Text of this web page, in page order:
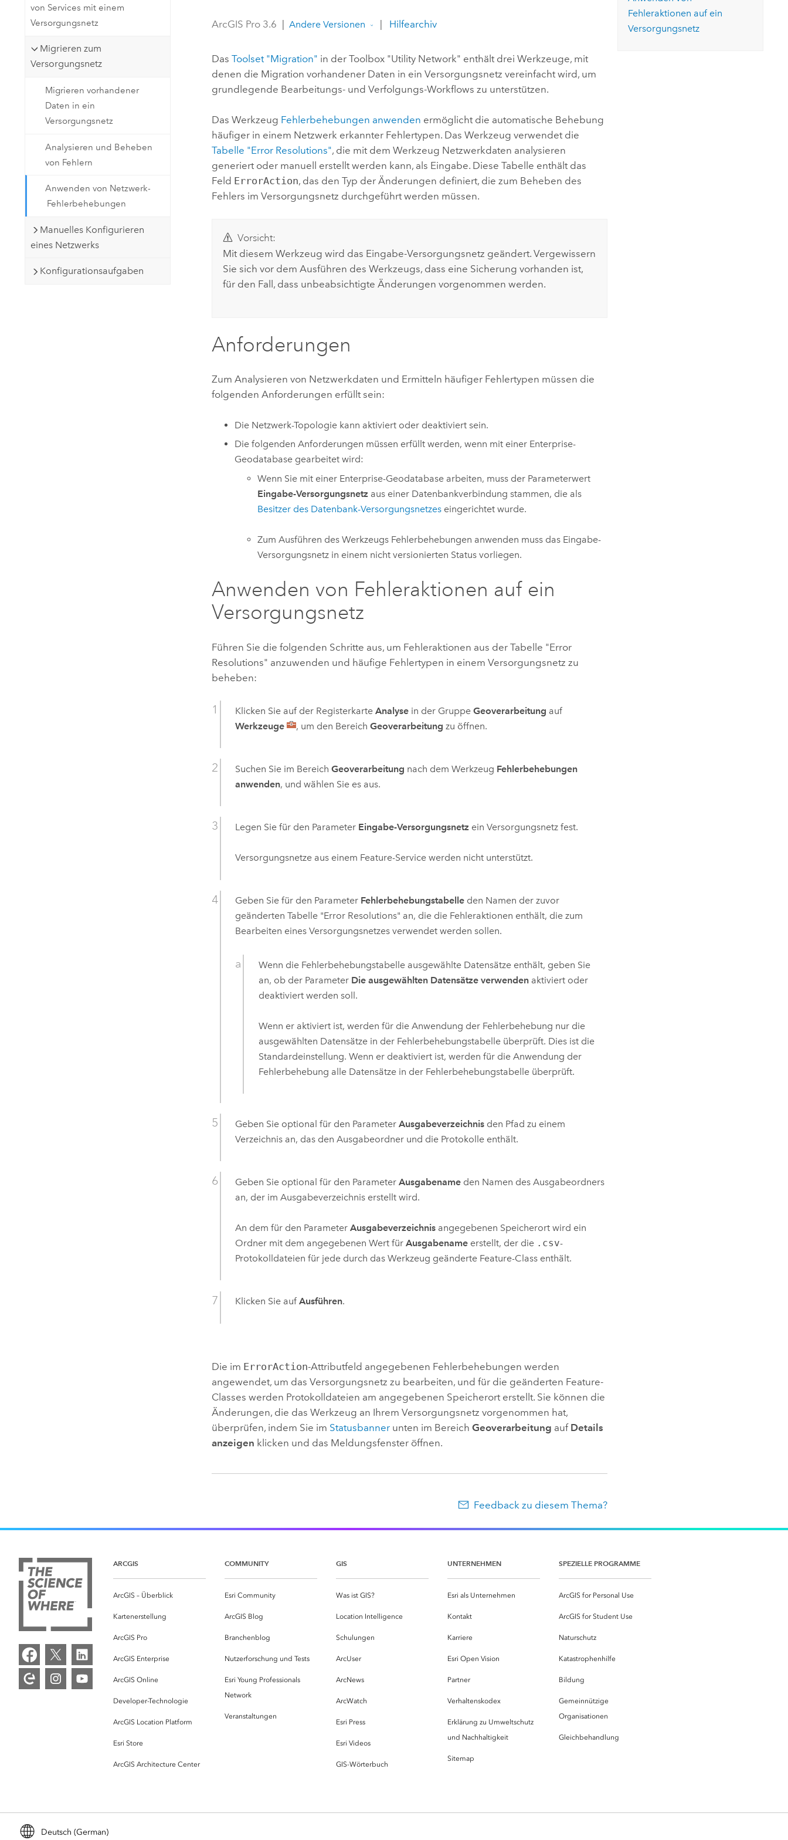
Developer-Technologie
die Kartenerstellung und
räumliche Analyse
Alle Produkte
aktivieren Sie eine kostenfreie Testversion.
ArcGIS Pro erkunden
Den Kurs erkunden
Alle Storys
Die Story lesen
von Services mit einem
Versorgungsnetz
Migrieren zum
Versorgungsnetz
Migrieren vorhandener
Daten in ein
Versorgungsnetz
Analysieren und Beheben
von Fehlern
Anwenden von Netzwerk-
Fehlerbehebungen
Manuelles Konfigurieren
eines Netzwerks
Konfigurationsaufgaben
ArcGIS Pro 3.6 Andere Versionen Hilfearchiv
DasToolset "Migration" in der Toolbox "Utility Network" enthält drei Werkzeuge, mit
denen die Migration vorhandener Daten in ein Versorgungsnetz vereinfacht wird, um
grundlegende Bearbeitungs- und Verfolgungs-Workflows zu unterstützen.
Das Werkzeug Fehlerbehebungen anwenden ermöglicht die automatische Behebung
häufiger in einem Netzwerk erkannter Fehlertypen. Das Werkzeug verwendet die
Tabelle "Error Resolutions", die mit dem Werkzeug Netzwerkdaten analysieren
generiert oder manuell erstellt werden kann, als Eingabe. Diese Tabelle enthält das
Feld ErrorAction, das den Typ der Änderungen definiert, die zum Beheben des
Fehlers im Versorgungsnetz durchgeführt werden müssen.
Vorsicht:
Mit diesem Werkzeug wird das Eingabe-Versorgungsnetz geändert. Vergewissern
Sie sich vor dem Ausführen des Werkzeugs, dass eine Sicherung vorhanden ist,
für den Fall, dass unbeabsichtigte Änderungen vorgenommen werden.
Anforderungen
Zum Analysieren von Netzwerkdaten und Ermitteln häufiger Fehlertypen müssen die
folgenden Anforderungen erfüllt sein:
Die Netzwerk-Topologie kann aktiviert oder deaktiviert sein.
Die folgenden Anforderungen müssen erfüllt werden, wenn mit einer Enterprise-
Geodatabase gearbeitet wird:
Wenn Sie mit einer Enterprise-Geodatabase arbeiten, muss der Parameterwert
Eingabe-Versorgungsnetzaus einer Datenbankverbindung stammen, die als
Besitzer des Datenbank-Versorgungsnetzeseingerichtet wurde.
Zum Ausführen des Werkzeugs Fehlerbehebungen anwenden muss das Eingabe-
Versorgungsnetz in einem nicht versionierten Status vorliegen.
Anwenden von Fehleraktionen auf ein
Versorgungsnetz
Führen Sie die folgenden Schritte aus, um Fehleraktionen aus der Tabelle "Error
Resolutions" anzuwenden und häufige Fehlertypen in einem Versorgungsnetz zu
beheben:
Klicken Sie auf der RegisterkarteAnalyse in der GruppeGeoverarbeitung auf
Werkzeuge
, um den BereichGeoverarbeitung zu öffnen.
Suchen Sie im BereichGeoverarbeitung nach dem Werkzeug Fehlerbehebungen
anwenden, und wählen Sie es aus.
Legen Sie für den Parameter Eingabe-Versorgungsnetz ein Versorgungsnetz fest.
Versorgungsnetze aus einem Feature-Service werden nicht unterstützt.
Geben Sie für den Parameter Fehlerbehebungstabelle den Namen der zuvor
geänderten Tabelle "Error Resolutions" an, die die Fehleraktionen enthält, die zum
Bearbeiten eines Versorgungsnetzes verwendet werden sollen.
Wenn die Fehlerbehebungstabelle ausgewählte Datensätze enthält, geben Sie
an, ob der Parameter Die ausgewählten Datensätze verwendenaktiviert oder
deaktiviert werden soll.
Wenn er aktiviert ist, werden für die Anwendung der Fehlerbehebung nur die
ausgewählten Datensätze in der Fehlerbehebungstabelle überprüft. Dies ist die
Standardeinstellung. Wenn er deaktiviert ist, werden für die Anwendung der
Fehlerbehebung alle Datensätze in der Fehlerbehebungstabelle überprüft.
Geben Sie optional für den ParameterAusgabeverzeichnis den Pfad zu einem
Verzeichnis an, das den Ausgabeordner und die Protokolle enthält.
Geben Sie optional für den ParameterAusgabename den Namen des Ausgabeordners
an, der im Ausgabeverzeichnis erstellt wird.
An dem für den ParameterAusgabeverzeichnis angegebenen Speicherort wird ein
Ordner mit dem angegebenen Wert fürAusgabename erstellt, der die .csv-
Protokolldateien für jede durch das Werkzeug geänderte Feature-Class enthält.
Klicken Sie aufAusführen.
Die im ErrorAction-Attributfeld angegebenen Fehlerbehebungen werden
angewendet, um das Versorgungsnetz zu bearbeiten, und für die geänderten Feature-
Classes werden Protokolldateien am angegebenen Speicherort erstellt. Sie können die
Änderungen, die das Werkzeug an Ihrem Versorgungsnetz vorgenommen hat,
überprüfen, indem Sie im Statusbanner unten im BereichGeoverarbeitung auf Details
anzeigen klicken und das Meldungsfenster öffnen.
Feedback zu diesem Thema?
Fehleraktionen auf ein
Versorgungsnetz
ARCGIS
ArcGIS – Überblick
Kartenerstellung
ArcGIS Pro
ArcGIS Enterprise
ArcGIS Online
Developer-Technologie
ArcGIS Location Platform
Esri Store
ArcGIS Architecture Center
COMMUNITY
Esri Community
ArcGIS Blog
Branchenblog
Nutzerforschung und Tests
Esri Young Professionals
Network
Veranstaltungen
GIS
Was ist GIS?
Location Intelligence
Schulungen
ArcUser
ArcNews
ArcWatch
Esri Press
Esri Videos
GIS-Wörterbuch
UNTERNEHMEN
Esri als Unternehmen
Kontakt
Karriere
Esri Open Vision
Partner
Verhaltenskodex
Erklärung zu Umweltschutz
und Nachhaltigkeit
Sitemap
SPEZIELLE PROGRAMME
ArcGIS for Personal Use
ArcGIS for Student Use
Naturschutz
Katastrophenhilfe
Bildung
Gemeinnützige
Organisationen
Gleichbehandlung
Deutsch (German)